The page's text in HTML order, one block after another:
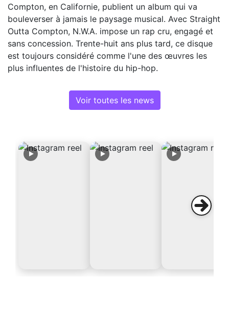
Compton, en Californie, publient un album qui va
bouleverser à jamais le paysage musical. Avec Straight
Outta Compton, N.W.A. impose un rap cru, engagé et
sans concession. Trente-huit ans plus tard, ce disque
est toujours considéré comme l'une des œuvres les
plus influentes de l'histoire du hip-hop.
Voir toutes les news